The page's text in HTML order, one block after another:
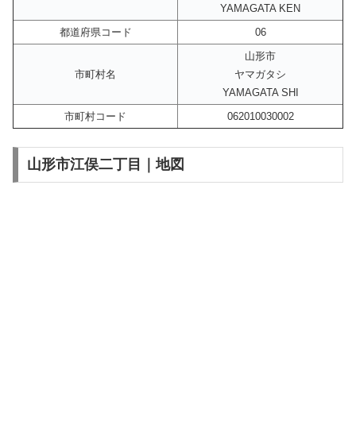
YAMAGATA KEN
都道府県コード
06
市町村名
山形市
ヤマガタシ
YAMAGATA SHI
市町村コード
062010030002
山形市江俣二丁目｜地図